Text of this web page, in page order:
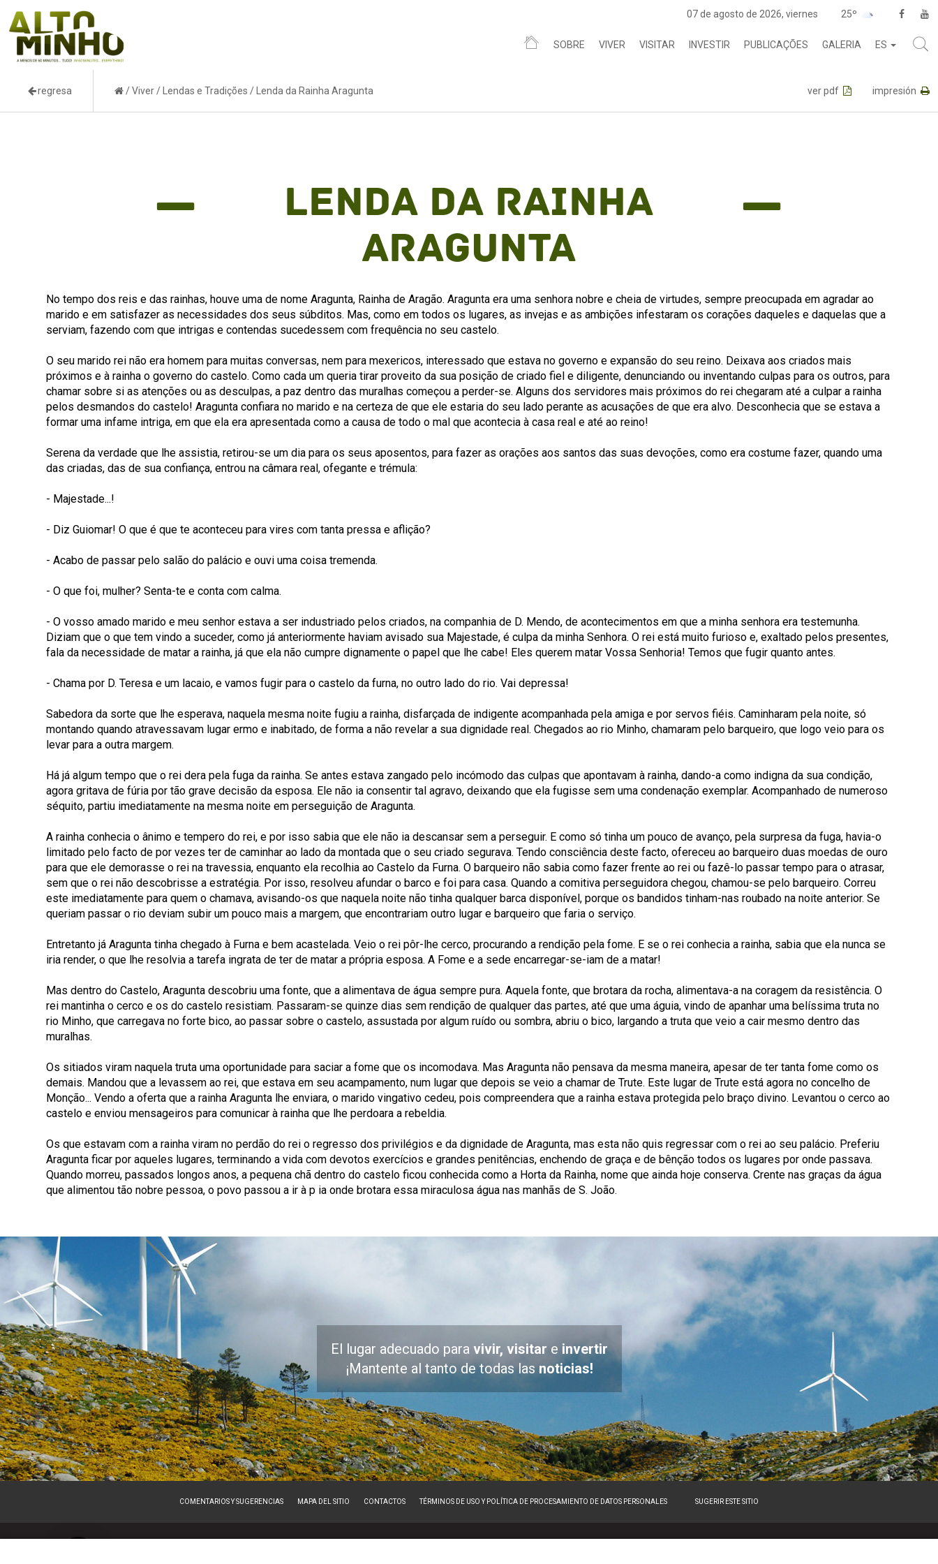
07 de agosto de 2026, viernes 25º
SOBRE VIVER VISITAR INVESTIR PUBLICAÇÕES GALERIA ES
regresa /Viver/ Lendas e Tradições / Lenda da Rainha Aragunta ver pdf impresión
Lenda da Rainha
Aragunta
No tempo dos reis e das rainhas, houve uma de nome Aragunta, Rainha de Aragão. Aragunta era uma senhora nobre e cheia de virtudes, sempre preocupada em agradar ao
marido e em satisfazer as necessidades dos seus súbditos. Mas, como em todos os lugares, as invejas e as ambições infestaram os corações daqueles e daquelas que a
serviam, fazendo com que intrigas e contendas sucedessem com frequência no seu castelo.
O seu marido rei não era homem para muitas conversas, nem para mexericos, interessado que estava no governo e expansão do seu reino. Deixava aos criados mais
próximos e à rainha o governo do castelo. Como cada um queria tirar proveito da sua posição de criado fiel e diligente, denunciando ou inventando culpas para os outros, para
chamar sobre si as atenções ou as desculpas, a paz dentro das muralhas começou a perder-se. Alguns dos servidores mais próximos do rei chegaram até a culpar a rainha
pelos desmandos do castelo! Aragunta confiara no marido e na certeza de que ele estaria do seu lado perante as acusações de que era alvo. Desconhecia que se estava a
formar uma infame intriga, em que ela era apresentada como a causa de todo o mal que acontecia à casa real e até ao reino!
Serena da verdade que lhe assistia, retirou-se um dia para os seus aposentos, para fazer as orações aos santos das suas devoções, como era costume fazer, quando uma
das criadas, das de sua confiança, entrou na câmara real, ofegante e trémula:
- Majestade...!
- Diz Guiomar! O que é que te aconteceu para vires com tanta pressa e aflição?
- Acabo de passar pelo salão do palácio e ouvi uma coisa tremenda.
- O que foi, mulher? Senta-te e conta com calma.
- O vosso amado marido e meu senhor estava a ser industriado pelos criados, na companhia de D. Mendo, de acontecimentos em que a minha senhora era testemunha.
Diziam que o que tem vindo a suceder, como já anteriormente haviam avisado sua Majestade, é culpa da minha Senhora. O rei está muito furioso e, exaltado pelos presentes,
fala da necessidade de matar a rainha, já que ela não cumpre dignamente o papel que lhe cabe! Eles querem matar Vossa Senhoria! Temos que fugir quanto antes.
- Chama por D. Teresa e um lacaio, e vamos fugir para o castelo da furna, no outro lado do rio. Vai depressa!
Sabedora da sorte que lhe esperava, naquela mesma noite fugiu a rainha, disfarçada de indigente acompanhada pela amiga e por servos fiéis. Caminharam pela noite, só
montando quando atravessavam lugar ermo e inabitado, de forma a não revelar a sua dignidade real. Chegados ao rio Minho, chamaram pelo barqueiro, que logo veio para os
levar para a outra margem.
Há já algum tempo que o rei dera pela fuga da rainha. Se antes estava zangado pelo incómodo das culpas que apontavam à rainha, dando-a como indigna da sua condição,
agora gritava de fúria por tão grave decisão da esposa. Ele não ia consentir tal agravo, deixando que ela fugisse sem uma condenação exemplar. Acompanhado de numeroso
séquito, partiu imediatamente na mesma noite em perseguição de Aragunta.
A rainha conhecia o ânimo e tempero do rei, e por isso sabia que ele não ia descansar sem a perseguir. E como só tinha um pouco de avanço, pela surpresa da fuga, havia-o
limitado pelo facto de por vezes ter de caminhar ao lado da montada que o seu criado segurava. Tendo consciência deste facto, ofereceu ao barqueiro duas moedas de ouro
para que ele demorasse o rei na travessia, enquanto ela recolhia ao Castelo da Furna. O barqueiro não sabia como fazer frente ao rei ou fazê-lo passar tempo para o atrasar,
sem que o rei não descobrisse a estratégia. Por isso, resolveu afundar o barco e foi para casa. Quando a comitiva perseguidora chegou, chamou-se pelo barqueiro. Correu
este imediatamente para quem o chamava, avisando-os que naquela noite não tinha qualquer barca disponível, porque os bandidos tinham-nas roubado na noite anterior. Se
queriam passar o rio deviam subir um pouco mais a margem, que encontrariam outro lugar e barqueiro que faria o serviço.
Entretanto já Aragunta tinha chegado à Furna e bem acastelada. Veio o rei pôr-lhe cerco, procurando a rendição pela fome. E se o rei conhecia a rainha, sabia que ela nunca se
iria render, o que lhe resolvia a tarefa ingrata de ter de matar a própria esposa. A Fome e a sede encarregar-se-iam de a matar!
Mas dentro do Castelo, Aragunta descobriu uma fonte, que a alimentava de água sempre pura. Aquela fonte, que brotara da rocha, alimentava-a na coragem da resistência. O
rei mantinha o cerco e os do castelo resistiam. Passaram-se quinze dias sem rendição de qualquer das partes, até que uma águia, vindo de apanhar uma belíssima truta no
rio Minho, que carregava no forte bico, ao passar sobre o castelo, assustada por algum ruído ou sombra, abriu o bico, largando a truta que veio a cair mesmo dentro das
muralhas.
Os sitiados viram naquela truta uma oportunidade para saciar a fome que os incomodava. Mas Aragunta não pensava da mesma maneira, apesar de ter tanta fome como os
demais. Mandou que a levassem ao rei, que estava em seu acampamento, num lugar que depois se veio a chamar de Trute. Este lugar de Trute está agora no concelho de
Monção... Vendo a oferta que a rainha Aragunta lhe enviara, o marido vingativo cedeu, pois compreendera que a rainha estava protegida pelo braço divino. Levantou o cerco ao
castelo e enviou mensageiros para comunicar à rainha que lhe perdoara a rebeldia.
Os que estavam com a rainha viram no perdão do rei o regresso dos privilégios e da dignidade de Aragunta, mas esta não quis regressar com o rei ao seu palácio. Preferiu
Aragunta ficar por aqueles lugares, terminando a vida com devotos exercícios e grandes penitências, enchendo de graça e de bênção todos os lugares por onde passava.
Quando morreu, passados longos anos, a pequena chã dentro do castelo ficou conhecida como a Horta da Rainha, nome que ainda hoje conserva. Crente nas graças da água
que alimentou tão nobre pessoa, o povo passou a ir à p ia onde brotara essa miraculosa água nas manhãs de S. João.
El lugar adecuado para vivir, visitar e invertir
¡Mantente al tanto de todas lasnoticias!
COMENTARIOS Y SUGERENCIAS MAPA DEL SITIO CONTACTOS TÉRMINOS DE USO Y POLÍTICA DE PROCESAMIENTO DE DATOS PERSONALES SUGERIR ESTE SITIO